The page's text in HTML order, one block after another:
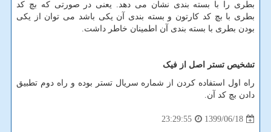
بطری را با بسته بندی نشان می دهد. یعنی در صورتی که بچ کد
بطری با بچ کد کارتون و بسته بندی آن یکی باشد می توان از یکی
بودن بطری با بسته بندی آن اطمینان خاطر داشت.
تشخیص تستر اصل از فیک
راه اول استفاده کردن از شماره سریال تستر بوده و راه دوم تطبیق
دادن بچ کد آن.
1399/06/18
23:29:55